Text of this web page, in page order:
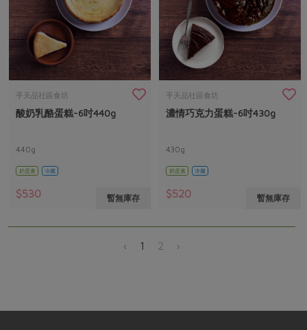
手天品社區食坊
酸奶乳酪蛋糕-6吋440g
440g
奶蛋素 冷藏
$530 暫無庫存
手天品社區食坊
濃情巧克力蛋糕-6吋430g
430g
奶蛋素 冷藏
$520 暫無庫存
‹ 1 2 ›